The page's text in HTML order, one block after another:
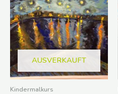
AUSVERKAUFT
Kindermalkurs